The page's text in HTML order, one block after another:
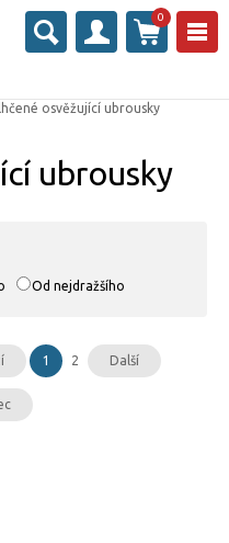
0
osvěžující ubrousky
ubrousky
Od nejdražšího
1 2 Další